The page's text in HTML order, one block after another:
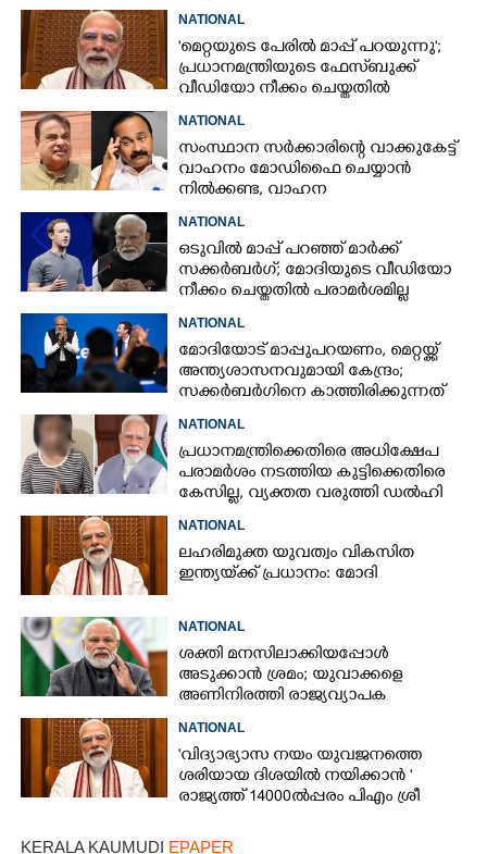
NATIONAL
'മെറ്റയുടെ പേരിൽ മാപ്പ് പറയുന്നു';
പ്രധാനമന്ത്രിയുടെ ഫേസ്‌ബുക്ക്
വീഡിയോ നീക്കം ചെയ്തതിൽ
ക്ഷമാപണം
NATIONAL
സംസ്ഥാന സർക്കാരിന്റെ വാക്കുകേട്ട്
വാഹനം മോഡിഫൈ ചെയ്യാൻ
നിൽക്കണ്ട, വാഹന
മോഡിഫിക്കേഷനിൽ നയം
വ്യക്തമാക്കി കേന്ദ്രം
NATIONAL
ഒടുവിൽ മാപ്പ് പറഞ്ഞ് മാർക്ക്
സക്കർബർഗ്; മോദിയുടെ വീഡിയോ
നീക്കം ചെയ്തതിൽ പരാമർശമില്ല
NATIONAL
മോദിയോട് മാപ്പുപറയണം, മെറ്റയ്ക്ക്
അന്ത്യശാസനവുമായി കേന്ദ്രം;
സക്കർബർഗിനെ കാത്തിരിക്കുന്നത്
വലിയ നിയമക്കുരുക്കോ?
NATIONAL
പ്രധാനമന്ത്രിക്കെതിരെ അധിക്ഷേപ
പരാമർശം നടത്തിയ കുട്ടിക്കെതിരെ
കേസില്ല, വ്യക്തത വരുത്തി ഡൽഹി
പൊലീസ്
NATIONAL
ലഹരിമുക്ത യുവത്വം വികസിത
ഇന്ത്യയ്‌ക്ക് പ്രധാനം: മോദി
NATIONAL
ശക്തി മനസിലാക്കിയപ്പോൾ
അടുക്കാൻ ശ്രമം; യുവാക്കളെ
അണിനിരത്തി രാജ്യവ്യാപക
പ്രചാരണത്തിന് പ്രധാനമന്ത്രി
NATIONAL
'വിദ്യാഭ്യാസ നയം യുവജനത്തെ
ശരിയായ ദിശയിൽ നയിക്കാൻ '
രാജ്യത്ത് 14000ൽപ്പരം പിഎം ശ്രീ
KERALA KAUMUDI EPAPER